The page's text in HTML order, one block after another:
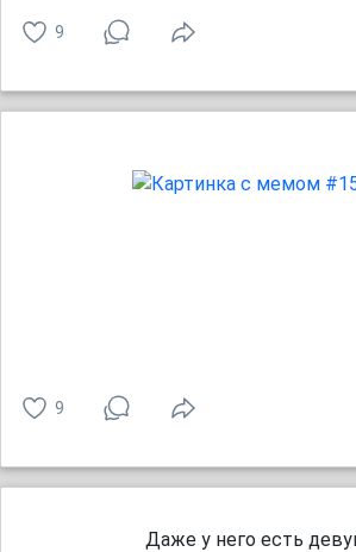
9
9
Даже у него есть